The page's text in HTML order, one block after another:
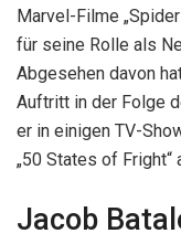
Marvel-Filme
für seine Rolle als
Abgesehen davon
Auftritt in der Folge
er in einigen TV-
„50 States of Fright“
Jacob